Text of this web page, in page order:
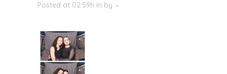
Posted at 02:59h in by